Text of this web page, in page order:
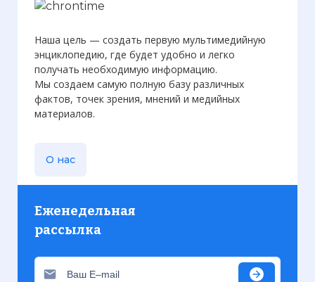
Наша цель — создать первую мультимедийную
энциклопедию, где будет удобно и легко
получать необходимую информацию.
Мы создаем самую полную базу различных
фактов, точек зрения, мнений и медийных
материалов.
О нас
Еженедельная
рассылка